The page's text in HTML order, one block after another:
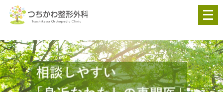
メ
ニ
ュ
ー
を
開